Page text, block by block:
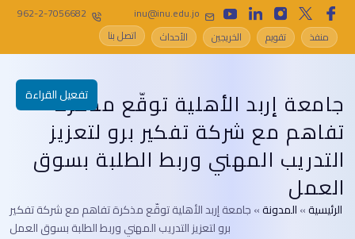
inu@inu.edu.jo
962-2-7056682
منفذ
تقويم الخريجين الأحداث اتصل بنا
جامعة إربد الأهلية توقّع مذكرة
تفاهم مع شركة تفكير برو لتعزيز
التدريب المهني وربط الطلبة بسوق
العمل
الرئيسية»المدونة»جامعة إربد الأهلية توقّع مذكرة تفاهم مع شركة تفكير
برو لتعزيز التدريب المهني وربط الطلبة بسوق العمل
تفعيل القراءة